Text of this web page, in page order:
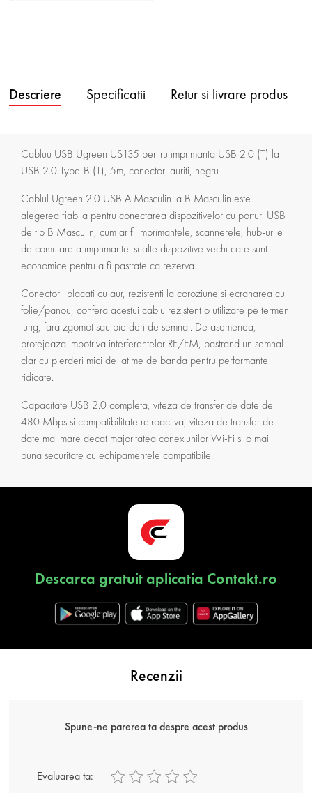
Descriere Specificatii Retur si livrare produs
Cabluu USB Ugreen US135 pentru imprimanta USB 2.0 (T) la
USB 2.0 Type-B (T), 5m, conectori auriti, negru
Cablul Ugreen 2.0 USB A Masculin la B Masculin este
alegerea fiabila pentru conectarea dispozitivelor cu porturi USB
de tip B Masculin, cum ar fi imprimantele, scannerele, hub-urile
de comutare a imprimantei si alte dispozitive vechi care sunt
economice pentru a fi pastrate ca rezerva.
Conectorii placati cu aur, rezistenti la coroziune si ecranarea cu
folie/panou, confera acestui cablu rezistent o utilizare pe termen
lung, fara zgomot sau pierderi de semnal. De asemenea,
protejeaza impotriva interferentelor RF/EM, pastrand un semnal
clar cu pierderi mici de latime de banda pentru performante
ridicate.
Capacitate USB 2.0 completa, viteza de transfer de date de
480 Mbps si compatibilitate retroactiva, viteza de transfer de
date mai mare decat majoritatea conexiunilor Wi-Fi si o mai
buna securitate cu echipamentele compatibile.
Descarca gratuit aplicatia Contakt.ro
Recenzii
Spune-ne parerea ta despre acest produs
Evaluarea ta: